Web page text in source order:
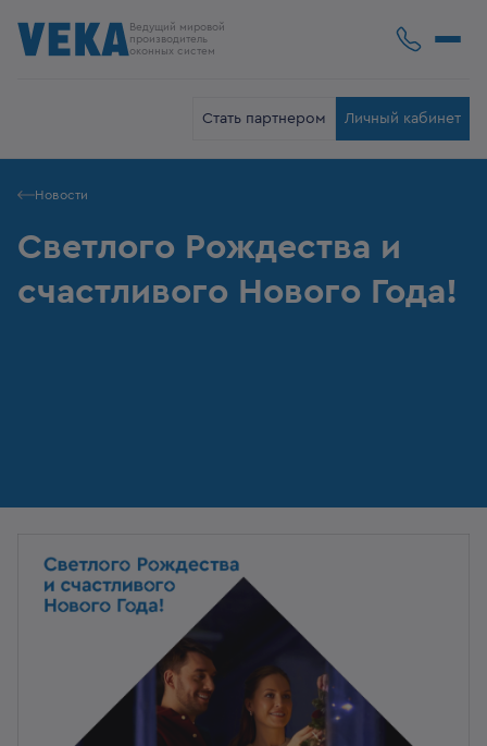
Ведущий мировой
производитель
оконных систем
Стать партнером Личный кабинет
Новости
Светлого Рождества и
счастливого Нового Года!